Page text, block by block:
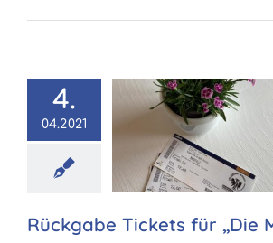
4.
04.2021
Tickets
KrimiRückgabe Tickets für „Die